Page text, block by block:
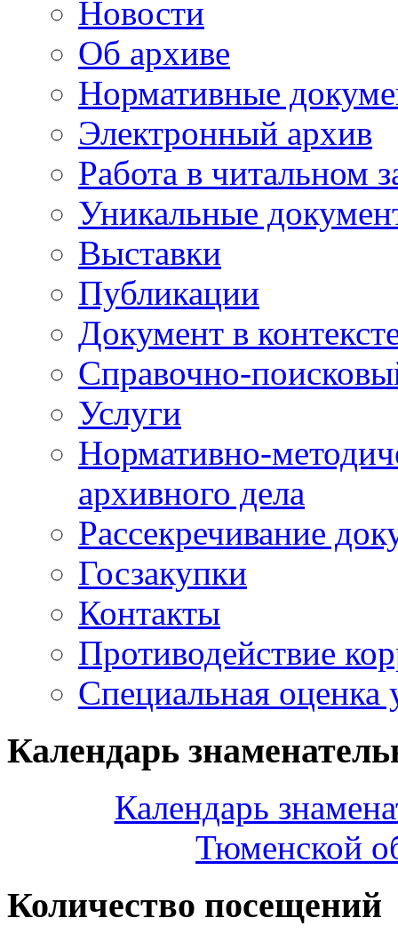
Новости
Об архиве
Нормативные
Электронный архив
Работа в читальном
Уникальные
Выставки
Публикации
Документ в
Справочно-
Услуги
Нормативно-
архивного дела
Рассекречивание
Госзакупки
Контакты
Противодействие
Специальная оценка
Календарь
Календарь
Тюменской
Количество посещений